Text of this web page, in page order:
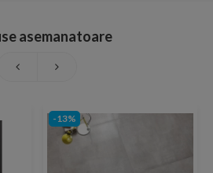
asemanatoare
-13%